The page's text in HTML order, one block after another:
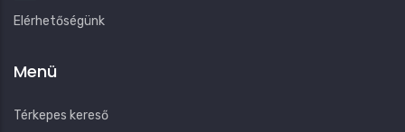
Elérhetőségünk
Menü
Térkepes kereső